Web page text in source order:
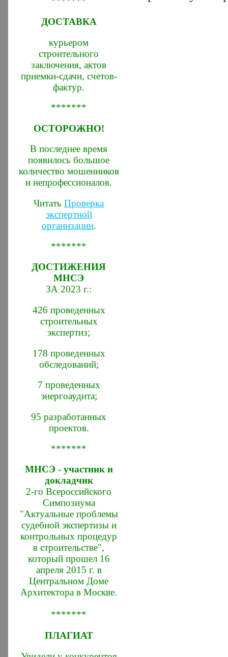
ДОСТАВКА
курьером
строительного
заключения, актов
приемки-сдачи, счетов-
фактур.
*******
ОСТОРОЖНО!
В последнее время
появилось большое
количество мошенников
и непрофессионалов.
Читать Проверка
экспертной
организации.
*******
ДОСТИЖЕНИЯ
МНСЭ
ЗА 2023 г.:
426 проведенных
строительных
экспертиз;
178 проведенных
обследований;
7 проведенных
энергоаудита;
95 разработанных
проектов.
*******
МНСЭ - участник и
докладчик
2-го Всероссийского
Симпозиума
"Актуальные проблемы
судебной экспертизы и
контрольных процедур
в строительстве",
который прошел 16
апреля 2015 г. в
Центральном Доме
Архитектора в Москве.
*******
ПЛАГИАТ